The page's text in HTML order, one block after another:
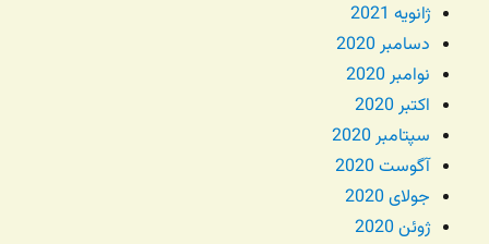
ژانویه 2021
دسامبر 2020
نوامبر 2020
اکتبر 2020
سپتامبر 2020
آگوست 2020
جولای 2020
ژوئن 2020